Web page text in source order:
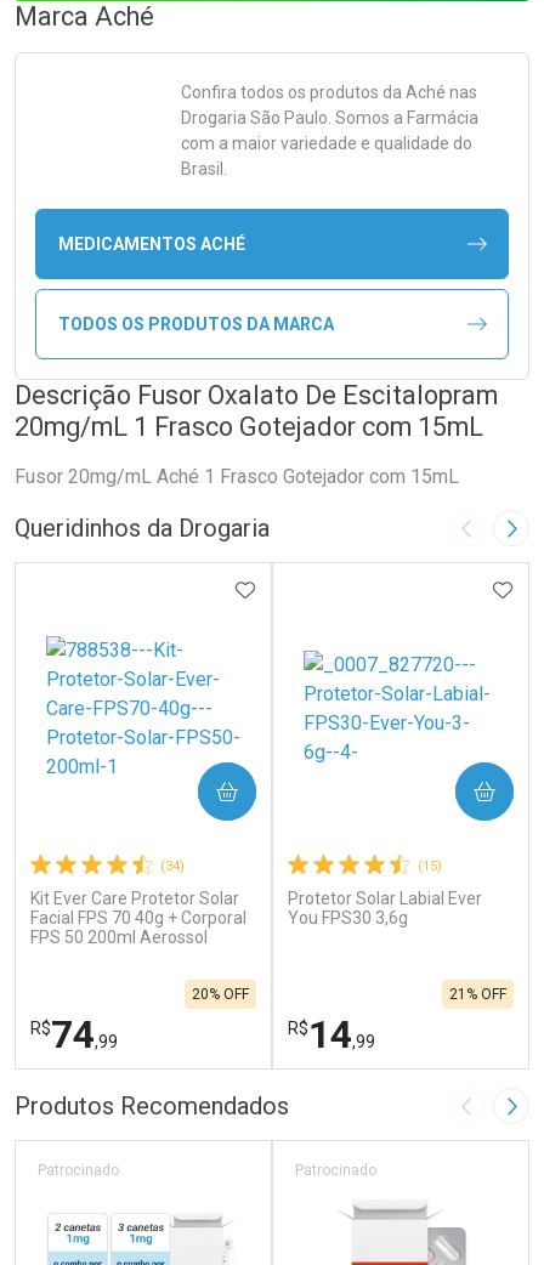
Marca Aché
Confira todos os produtos da Aché nas
Drogaria São Paulo. Somos a Farmácia
com a maior variedade e qualidade do
Brasil.
MEDICAMENTOS ACHÉ
TODOS OS PRODUTOS DA MARCA
Descrição Fusor Oxalato De Escitalopram
20mg/mL 1 Frasco Gotejador com 15mL
Fusor 20mg/mL Aché 1 Frasco Gotejador com 15mL
Queridinhos da Drogaria Imagem
(34)
Kit Ever Care Protetor Solar
Facial FPS 70 40g + Corporal
FPS 50 200ml Aerossol
R$74,99
20% OFF
ADICIONAR AOS FAVORITOS
COMPRAR
FECHAR
Laboratório
FECHAR
Por Menos
(15)
Protetor Solar Labial Ever
You FPS30 3,6g
R$14,99
21% OFF
COMPRAR
Laboratório
Por Menos
Produtos Recomendados Imagem
Patrocinado Patrocinado